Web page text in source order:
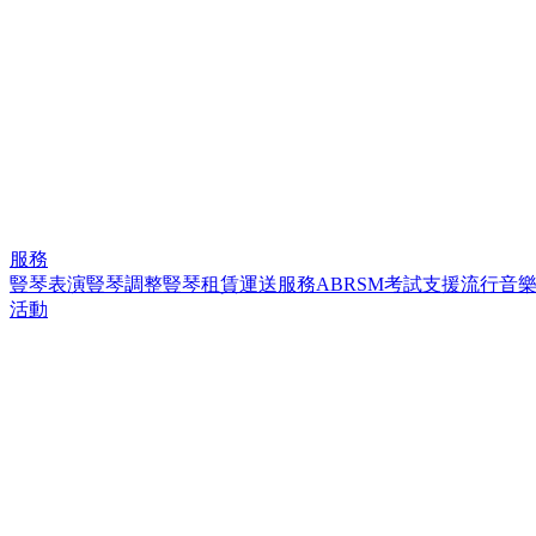
服務
豎琴表演豎琴調整豎琴租賃運送服務ABRSM考試支援流行音
活動